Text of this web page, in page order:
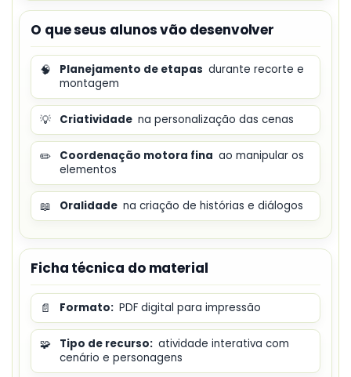
O que seus alunos vão desenvolver
🧠 Planejamento de etapas durante recorte e
montagem
💡 Criatividade na personalização das cenas
✏️ Coordenação motora fina ao manipular os
elementos
📖 Oralidade na criação de histórias e diálogos
Ficha técnica do material
📄 Formato: PDF digital para impressão
🧩 Tipo de recurso: atividade interativa com
cenário e personagens